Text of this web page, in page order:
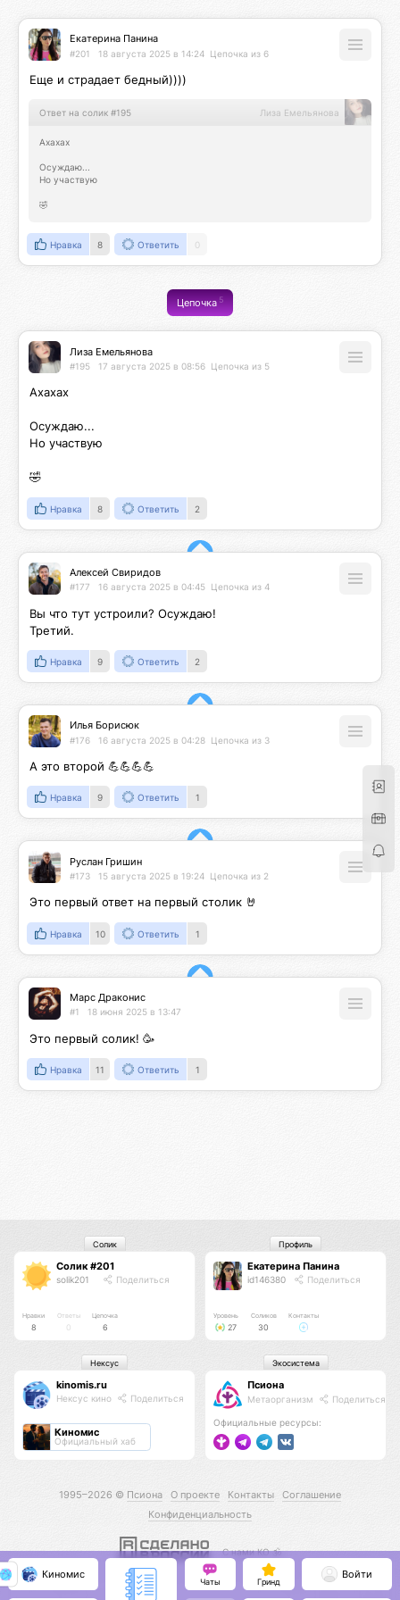
Екатерина Панина
#201 18 августа 2025 в 14:24 Цепочка из 6
Еще и страдает бедный))))
Ответ на солик #195 Лиза Емельянова
Ахахах
Осуждаю...
Но участвую
🤣
Нравка 8 Ответить 0
Цепочка5
Лиза Емельянова
#195 17 августа 2025 в 08:56 Цепочка из 5
Ахахах
Осуждаю...
Но участвую
🤣
Нравка 8 Ответить 2
Алексей Свиридов
#177 16 августа 2025 в 04:45 Цепочка из 4
Вы что тут устроили? Осуждаю!
Третий.
Нравка 9 Ответить 2
Илья Борисюк
#176 16 августа 2025 в 04:28 Цепочка из 3
А это второй 💪💪💪💪
Нравка 9 Ответить 1
Руслан Гришин
#173 15 августа 2025 в 19:24 Цепочка из 2
Это первый ответ на первый столик 🤘
Нравка 10 Ответить 1
Марс Драконис
#1 18 июня 2025 в 13:47
Это первый солик! 🥳
Нравка 11 Ответить 1
Солик #201
solik201 Поделиться
Нравки
8
Ответы
0
Цепочка
6
Солик
Екатерина Панина
id146380 Поделиться
Уровень
27
Соликов
30
Контакты
Профиль
kinomis.ru
Нексус кино Поделиться
Киномис
Официальный хаб
Нексус
Псиона
Метаорганизм Поделиться
Официальные ресурсы:
Экосистема
1995–2026 © Псиона О проекте Контакты
Соглашение
Конфиденциальность
С нами КО 🕉️
Киномис
Чаты Гринд
Войти